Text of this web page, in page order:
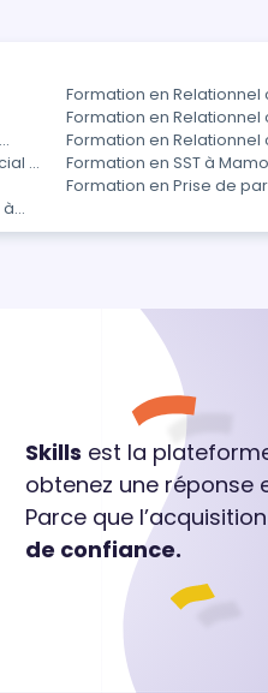
Formation en Relationnel
Formation en Relationnel
Formation en Relationnel
à
Formation en SST à
Formation en Prise de
à
Skills est la
obtenez une réponse
Parce que
de confiance.